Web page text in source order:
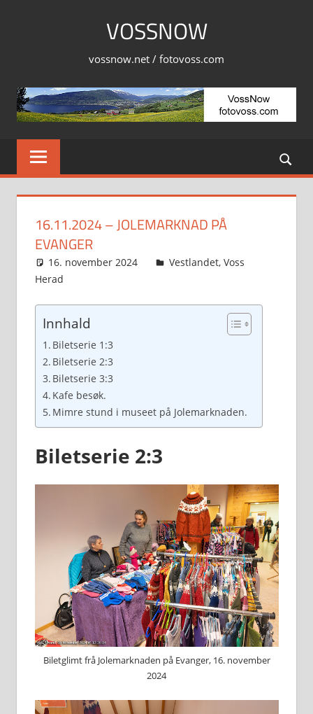
VOSSNOW
vossnow.net / fotovoss.com
16.11.2024 – JOLEMARKNAD PÅ
EVANGER
16. november 2024 Svein
Vestlandet, Voss
Herad
Innhald
Biletserie 1:3
Biletserie 2:3
Biletserie 3:3
Kafe besøk.
Mimre stund i museet på Jolemarknaden.
Biletserie 2:3
Biletglimt frå Jolemarknaden på Evanger, 16. november
2024